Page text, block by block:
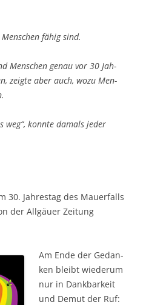
fähig sind.
Men­schen genau vor 30 Jah­
zeig­te aber auch, wozu Men­
weg“, konn­te damals jeder
30. Jah­res­tag des Mau­er­falls
der All­gäu­er Zei­tung
Am Ende der Gedan­
ken bleibt wie­der­um
nur in Dank­bar­keit
und Demut der Ruf: